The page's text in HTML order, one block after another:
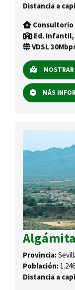
Distancia a
Consultorio
Ed. Infantil,
VDSL
MÁS
Provincia:
Población:
Distancia a